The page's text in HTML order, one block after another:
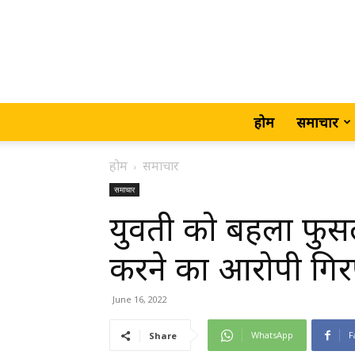
होम समाचार
होम समाचार
समाचार
युवती को बहला
करने का आरोपी
June 16, 2022
Share WhatsApp